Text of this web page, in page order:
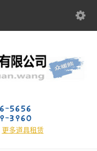
更多道具租赁